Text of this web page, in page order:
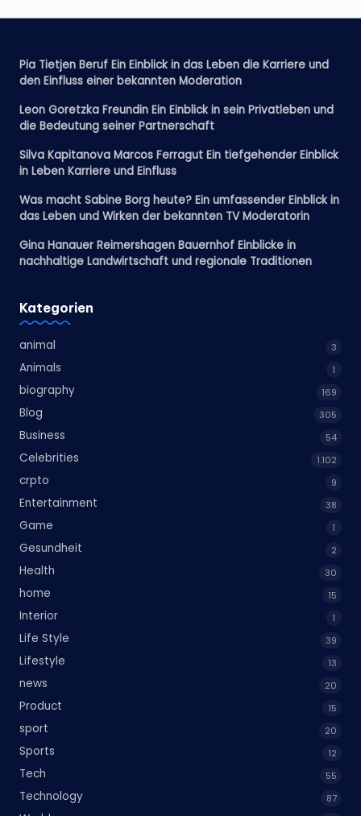
Pia Tietjen Beruf Ein Einblick in das Leben die Karriere und
den Einfluss einer bekannten Moderation
Leon Goretzka Freundin Ein Einblick in sein Privatleben und
die Bedeutung seiner Partnerschaft
Silva Kapitanova Marcos Ferragut Ein tiefgehender Einblick
in Leben Karriere und Einfluss
Was macht Sabine Borg heute? Ein umfassender Einblick in
das Leben und Wirken der bekannten TV Moderatorin
Gina Hanauer Reimershagen Bauernhof Einblicke in
nachhaltige Landwirtschaft und regionale Traditionen
Kategorien
animal 3
Animals 1
biography 169
Blog 305
Business 54
Celebrities 1.102
crpto 9
Entertainment 38
Game 1
Gesundheit 2
Health 30
home 15
Interior 1
Life Style 39
Lifestyle 13
news 20
Product 15
sport 20
Sports 12
Tech 55
Technology 87